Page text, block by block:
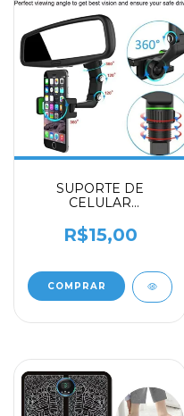
SUPORTE DE
CELULAR
R$15,00